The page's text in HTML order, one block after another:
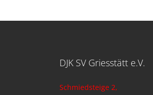
DJK SV Griesstätt e.V.
Schmiedsteige 2,